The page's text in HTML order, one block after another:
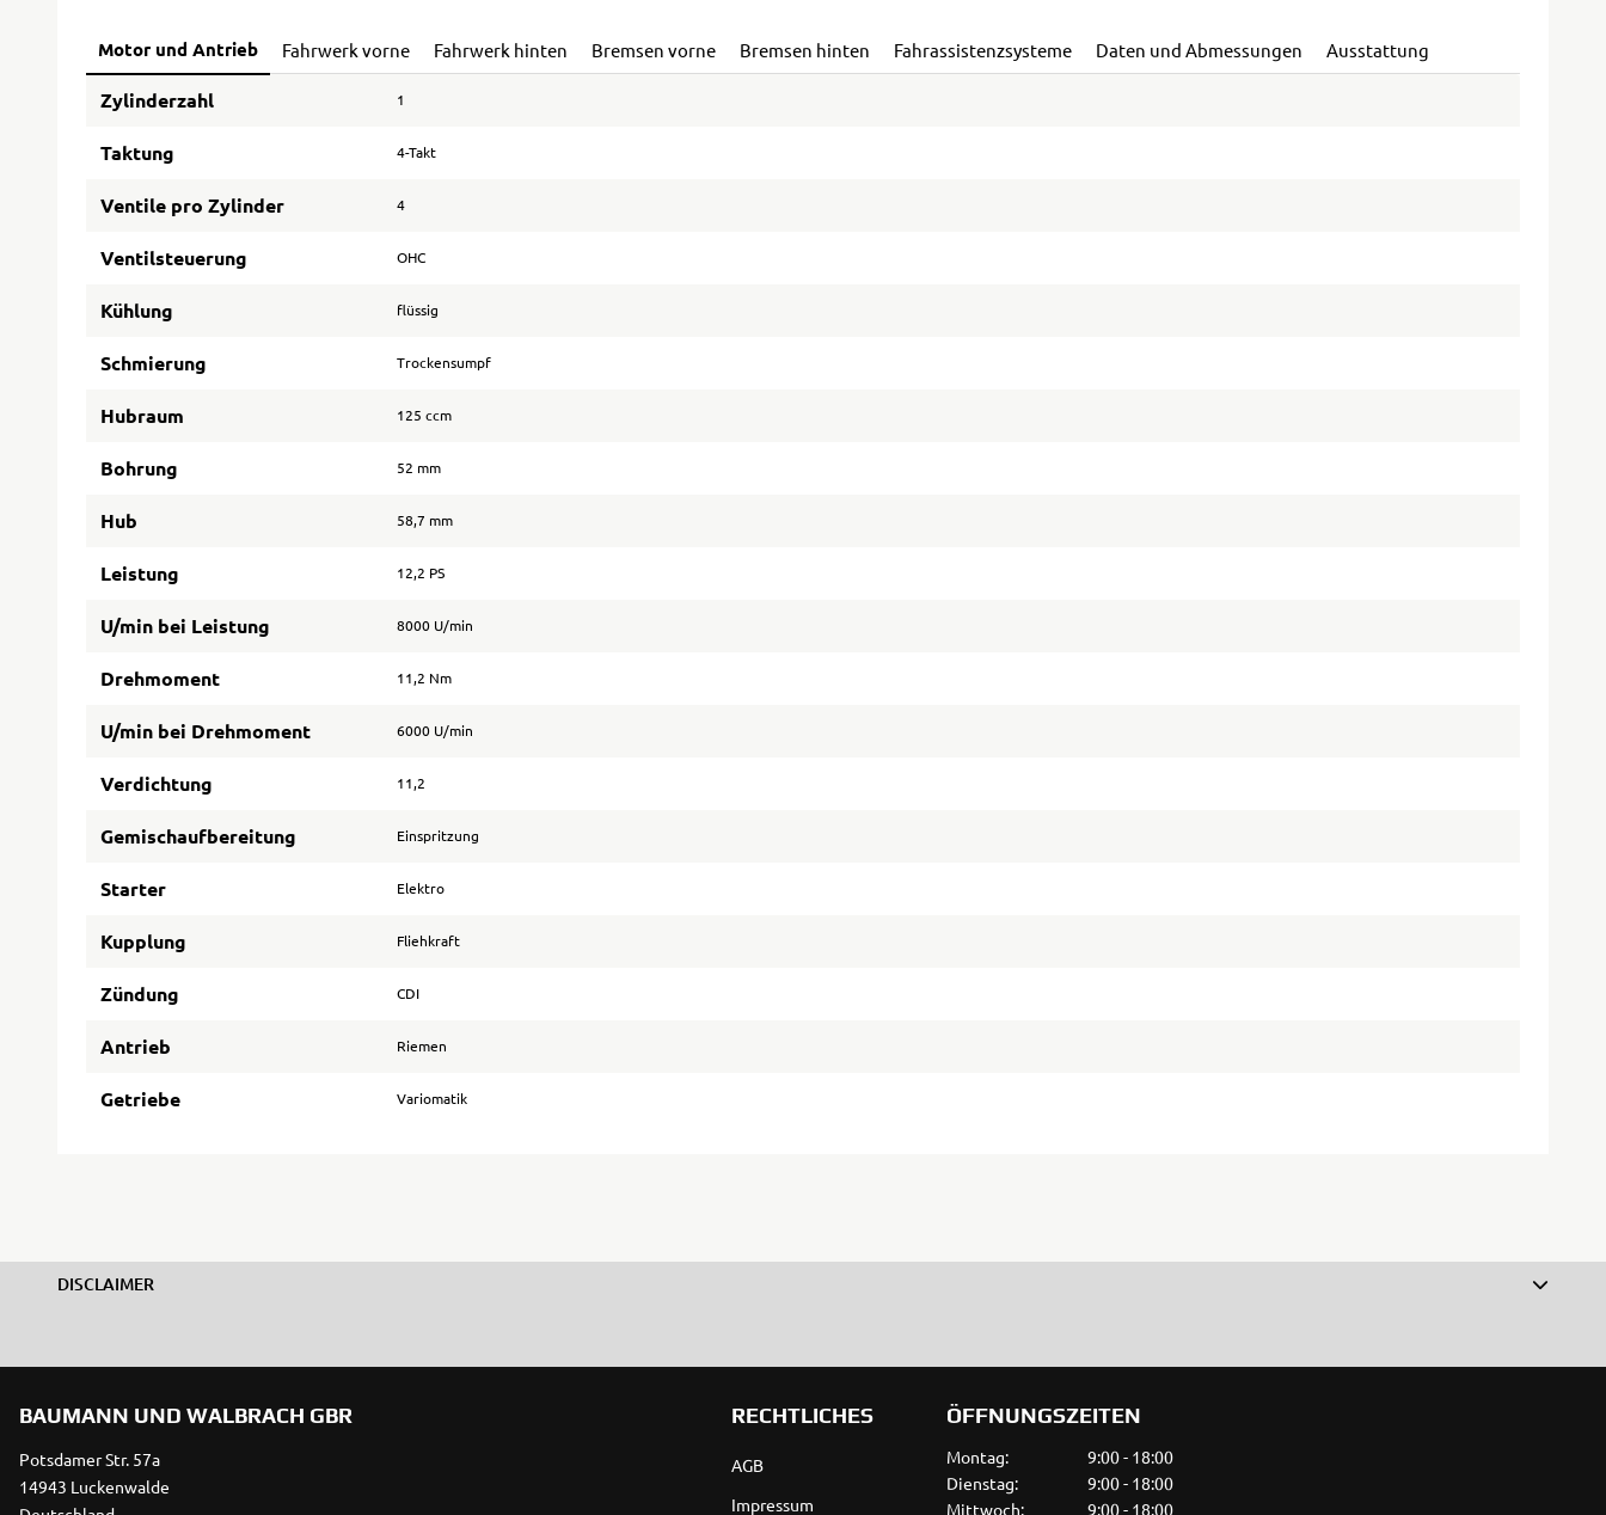
Motor und Antrieb Fahrwerk vorne Fahrwerk hinten Bremsen vorne Bremsen hinten Fahrassistenzsysteme Daten und Abmessungen Ausstattung
Zylinderzahl 1
Taktung 4-Takt
Ventile pro Zylinder 4
Ventilsteuerung OHC
Kühlung flüssig
Schmierung Trockensumpf
Hubraum 125 ccm
Bohrung 52 mm
Hub 58,7 mm
Leistung 12,2 PS
U/min bei Leistung 8000 U/min
Drehmoment 11,2 Nm
U/min bei Drehmoment 6000 U/min
Verdichtung 11,2
Gemischaufbereitung Einspritzung
Starter Elektro
Kupplung Fliehkraft
Zündung CDI
Antrieb Riemen
Getriebe Variomatik
DISCLAIMER
BAUMANN UND WALBRACH GBR
Potsdamer Str. 57a
14943 Luckenwalde
RECHTLICHES
AGB
Impressum
ÖFFNUNGSZEITEN
Montag:
9:00 - 18:00
Dienstag:
9:00 - 18:00
Mittwoch:
9:00 - 18:00